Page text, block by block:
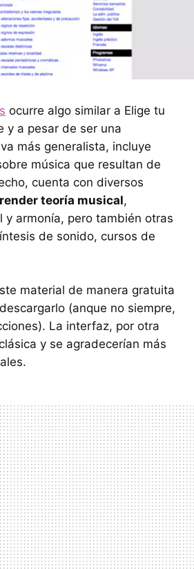
ocurre algo similar a Elige tu
y a pesar de ser una
más generalista, incluye
música que resultan de
cuenta con diversos
teoría musical,
y armonía, pero también otras
de sonido, cursos de
material de manera gratuita
(anque no siempre,
La interfaz, por otra
y se agradecerían más